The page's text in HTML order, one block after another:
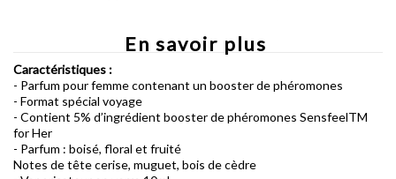
En savoir plus
Caractéristiques :
- Parfum pour femme contenant un booster de phéromones
- Format spécial voyage
- Contient 5% d’ingrédient booster de phéromones SensfeelTM
for Her
- Parfum : boisé, floral et fruité
Notes de tête cerise, muguet, bois de cèdre